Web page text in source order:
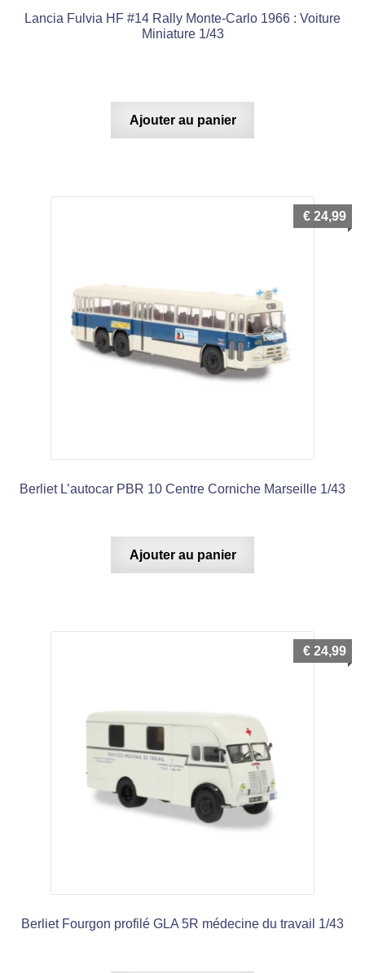
Lancia Fulvia HF #14 Rally Monte-Carlo 1966 : Voiture
Miniature 1/43
Ajouter au panier
Berliet L’autocar PBR 10 Centre Corniche Marseille 1/43
€ 24,99
Ajouter au panier
Berliet Fourgon profilé GLA 5R médecine du travail 1/43
€ 24,99